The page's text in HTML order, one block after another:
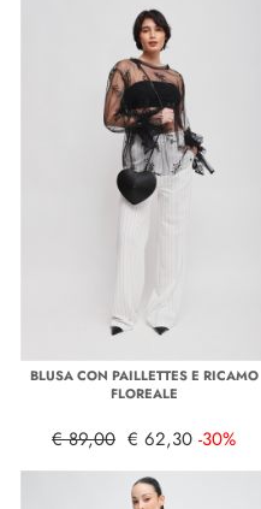
BLUSA CON PAILLETTES E RICAMO
FLOREALE
€ 89,00 € 62,30 -30%